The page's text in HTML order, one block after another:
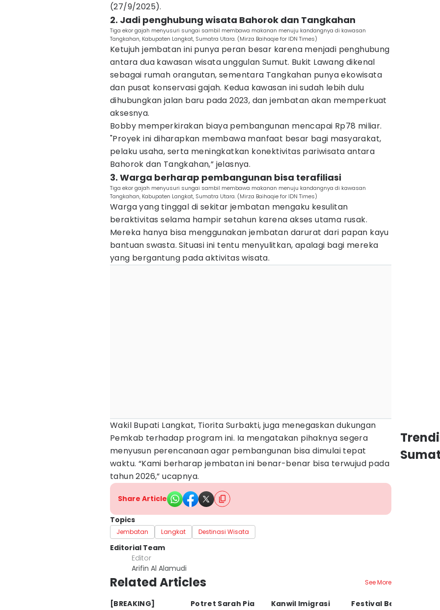
(27/9/2025).
2. Jadi penghubung wisata Bahorok dan Tangkahan
Tiga ekor gajah menyusuri sungai sambil membawa makanan menuju kandangnya di kawasan
Tangkahan, Kabupaten Langkat, Sumatra Utara. (Mirza Baihaqie for IDN Times)
Ketujuh jembatan ini punya peran besar karena menjadi penghubung
antara dua kawasan wisata unggulan Sumut. Bukit Lawang dikenal
sebagai rumah orangutan, sementara Tangkahan punya ekowisata
dan pusat konservasi gajah. Kedua kawasan ini sudah lebih dulu
dihubungkan jalan baru pada 2023, dan jembatan akan memperkuat
aksesnya.
Bobby memperkirakan biaya pembangunan mencapai Rp78 miliar.
"Proyek ini diharapkan membawa manfaat besar bagi masyarakat,
pelaku usaha, serta meningkatkan konektivitas pariwisata antara
Bahorok dan Tangkahan,” jelasnya.
3. Warga berharap pembangunan bisa terafiliasi
Tiga ekor gajah menyusuri sungai sambil membawa makanan menuju kandangnya di kawasan
Tangkahan, Kabupaten Langkat, Sumatra Utara. (Mirza Baihaqie for IDN Times)
Warga yang tinggal di sekitar jembatan mengaku kesulitan
beraktivitas selama hampir setahun karena akses utama rusak.
Mereka hanya bisa menggunakan jembatan darurat dari papan kayu
bantuan swasta. Situasi ini tentu menyulitkan, apalagi bagi mereka
yang bergantung pada aktivitas wisata.
Wakil Bupati Langkat, Tiorita Surbakti, juga menegaskan dukungan
Pemkab terhadap program ini. Ia mengatakan pihaknya segera
menyusun perencanaan agar pembangunan bisa dimulai tepat
waktu. “Kami berharap jembatan ini benar-benar bisa terwujud pada
tahun 2026,” ucapnya.
Share Article
Topics
Jembatan Langkat Destinasi Wisata
Editorial Team
Editor
Arifin Al Alamudi
Related Articles See More
[BREAKING]
Potret Sarah Pia
Kanwil Imigrasi
Festival Bedhayan